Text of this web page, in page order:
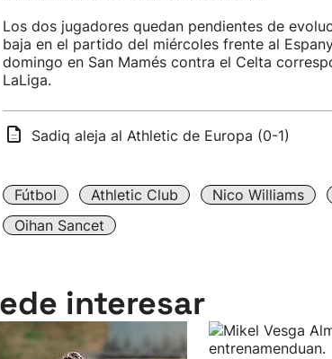
Los dos jugadores quedan pendientes de
baja en el partido del miércoles frente al
domingo en San Mamés contra el Celta
LaLiga.
Sadiq aleja al Athletic de Europa (0-1)
Fútbol Athletic Club Nico Williams
Oihan Sancet
interesar